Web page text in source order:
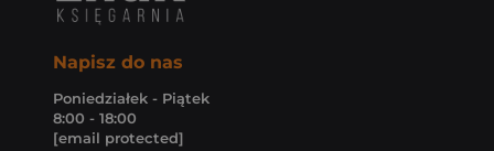
Napisz do nas
Poniedziałek - Piątek
8:00 - 18:00
[email protected]